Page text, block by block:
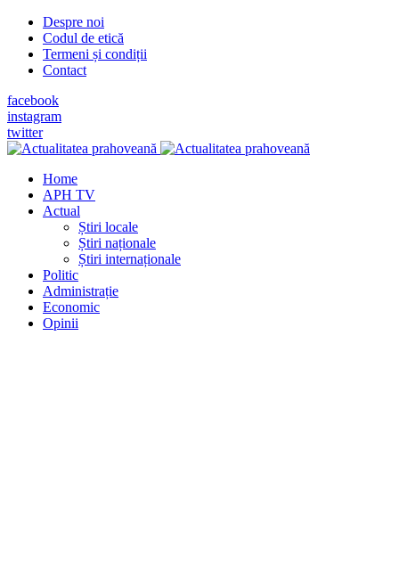
Despre noi
Codul de etică
Termeni și condiții
Contact
facebook
instagram
twitter
Home
APH TV
Actual
Știri locale
Știri naționale
Știri internaționale
Politic
Administrație
Economic
Opinii